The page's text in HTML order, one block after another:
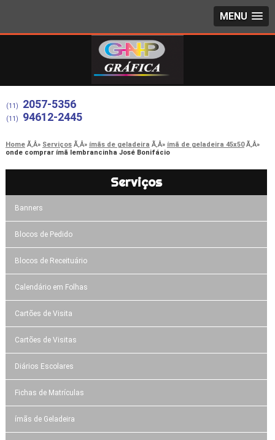
MENU
(11) 2057-5356
(11) 94612-2445
Home Serviços ímãs de geladeira
ímã de geladeira 45x50
onde comprar ímã lembrancinha José Bonifácio
Serviços
Banners
Blocos de Pedido
Blocos de Receituário
Calendário em Folhas
Cartões de Visita
Cartões de Visitas
Diários Escolares
Fichas de Matrículas
ímãs de Geladeira